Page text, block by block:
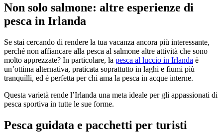
Non solo salmone: altre esperienze di
pesca in Irlanda
Se stai cercando di rendere la tua vacanza ancora più interessante,
perché non affiancare alla pesca al salmone altre attività che sono
molto apprezzate? In particolare, la pesca al luccio in Irlanda è
un’ottima alternativa, praticata soprattutto in laghi e fiumi più
tranquilli, ed è perfetta per chi ama la pesca in acque interne.
Questa varietà rende l’Irlanda una meta ideale per gli appassionati di
pesca sportiva in tutte le sue forme.
Pesca guidata e pacchetti per turisti